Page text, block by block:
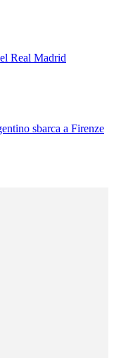
Real Madrid
sbarca a Firenze